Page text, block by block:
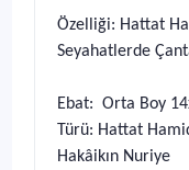
Özelliği: Hattat
Seyahatlerde
Ebat: Orta Boy
Türü: Hattat
Hakâikın Nuriye